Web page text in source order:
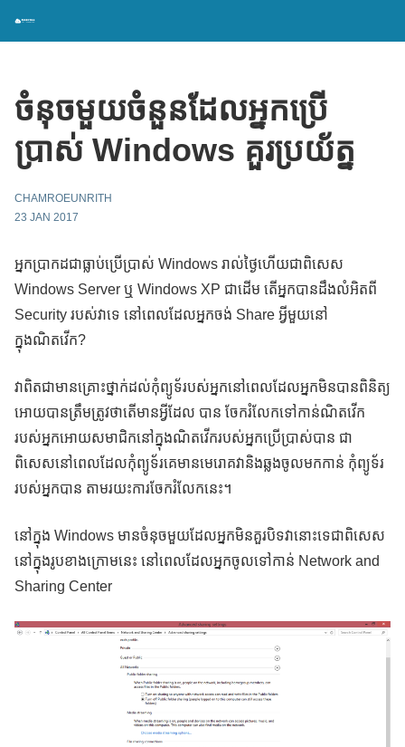
ចំនុចមួយចំនួនដែលអ្នកប្រើ
ប្រាស់ Windows គួរប្រយ័ត្ន
CHAMROEUNRITH
23 JAN 2017
អ្នកប្រាកដជាធ្លាប់ប្រើប្រាស់ Windows រាល់ថ្ងៃហើយជាពិសេស
Windows Server ឬ Windows XP ជាដើម តើអ្នកបានដឹងលំអិតពី
Security របស់វាទេ នៅពេលដែលអ្នកចង់ Share អ្វីមួយនៅ
ក្នុងណិតវើក?
វាពិតជាមានគ្រោះថ្នាក់ដល់កុំព្យូទ័របស់អ្នកនៅពេលដែលអ្នកមិនបានពិនិត្យ
អោយបានត្រឹមត្រូវថាតើមានអ្វីដែល បាន ចែករំលែកទៅកាន់ណិតវើក
របស់អ្នកអោយសមាជិកនៅក្នុងណិតវើករបស់អ្នកប្រើប្រាស់បាន ជា
ពិសេសនៅពេលដែលកុំព្យូទ័រគេមានមេរោគវានិងឆ្លងចូលមកកាន់ កុំព្យូទ័រ
របស់អ្នកបាន តាមរយះការចែករំលែកនេះ។
នៅក្នុង Windows មានចំនុចមួយដែលអ្នកមិនគួរបិទវានោះទេជាពិសេស
នៅក្នុងរូបខាងក្រោមនេះ នៅពេលដែលអ្នកចូលទៅកាន់ Network and
Sharing Center